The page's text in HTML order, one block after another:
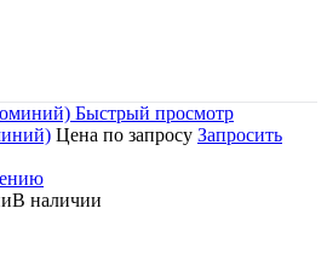
Быстрый просмотр
Цена по запросу Запросить
В наличии